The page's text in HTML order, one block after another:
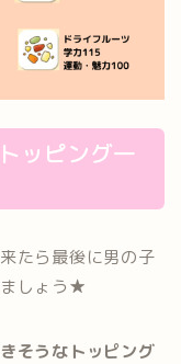
ッピング一
たら最後に男の子
しょう★
そうなトッピング